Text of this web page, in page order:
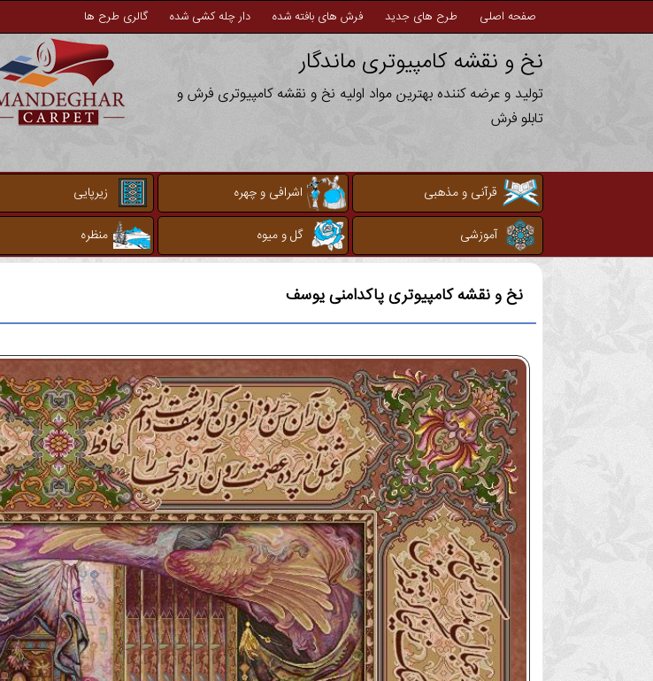
صفحه اصلی طرح های جدید فرش های بافته شده دار چله کشی شده گالری طرح ها
نخ و نقشه کامپیوتری ماندگار
تولید و عرضه کننده بهترین مواد اولیه نخ و نقشه کامپیوتری فرش و
تابلو فرش
قرآنی و مذهبی اشرافی و چهره زیرپایی
آموزشی
گل و میوه منظره
نخ و نقشه کامپیوتریپاکدامنی یوسف